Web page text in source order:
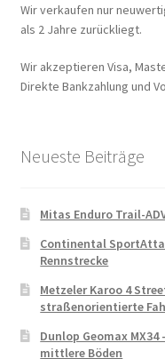
Wir verkaufen nur
als 2 Jahre zurückliegt.
Wir akzeptieren Visa,
Direkte Bankzahlung und
Neueste Beiträge
Mitas Enduro Trail-
Continental
Rennstrecke
Metzeler Karoo 4
straßenorientierte
Dunlop Geomax
mittlere Böden